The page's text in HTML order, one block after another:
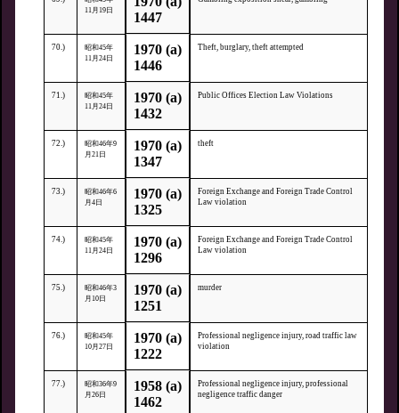
11月19日
1447
70.)
昭和45年
11月24日
1970 (a)
1446
Theft, burglary, theft attempted
71.)
昭和45年
11月24日
1970 (a)
1432
Public Offices Election Law Violations
72.)
昭和46年9
月21日
1970 (a)
1347
theft
73.)
昭和46年6
月4日
1970 (a)
1325
Foreign Exchange and Foreign Trade Control
Law violation
74.)
昭和45年
11月24日
1970 (a)
1296
Foreign Exchange and Foreign Trade Control
Law violation
75.)
昭和46年3
月10日
1970 (a)
1251
murder
76.)
昭和45年
10月27日
1970 (a)
1222
Professional negligence injury, road traffic law
violation
77.)
昭和36年9
月26日
1958 (a)
1462
Professional negligence injury, professional
negligence traffic danger